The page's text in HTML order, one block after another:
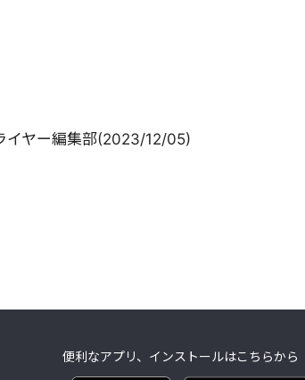
イヤー編集部(2023/12/05)
便利なアプリ、インストールはこちらから